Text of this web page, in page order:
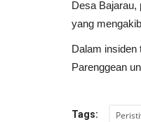
Desa Bajarau,
yang
Dalam insiden
Parenggean
Tags: